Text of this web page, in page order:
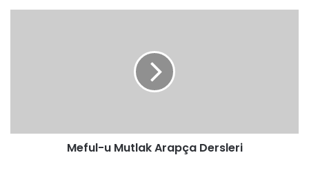
Meful-u Mutlak Arapça Dersleri